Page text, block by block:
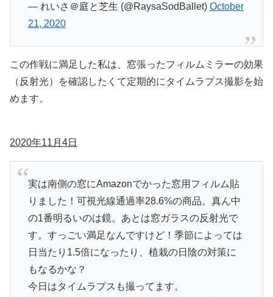
— れいさ＠庭と芝生 (@RaysaSodBallet) October
21, 2020
この作戦に満足した私は、窓張ったフィルムミラーの効果
（反射光）を確認したくて定期的にタイムラプス撮影を始
めます。
2020年11月4日
実は南側の窓にAmazonでかった窓用フィルム貼
りました！可視光線通過率28.6%の商品。真ん中
の1番明るいのは鏡。あとは窓ガラスの反射光で
す。すっごい満足なんですけど！季節によっては
日当たり1.5倍になったり、植栽の日陰の対策に
もなるかな？
今日はタイムラプスも撮ってます。